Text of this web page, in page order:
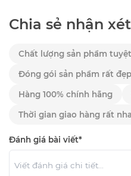
Chia sẻ nhận
Chất lượng sản phẩm
Đóng gói sản phẩm rất
Hàng 100% chính hãng
Thời gian giao hàng rất
Đánh giá bài viết*